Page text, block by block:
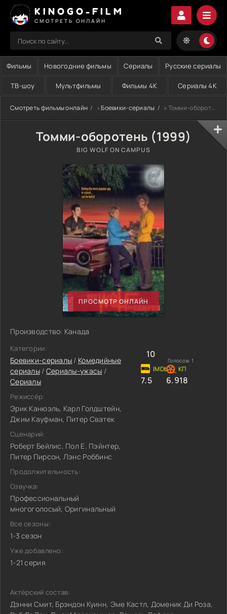
KINOGO-FILM
СМОТРЕТЬ ОНЛАЙН
Фильмы Новогодние фильмы Сериалы Русские сериалы
ТВ-шоу Мультфильмы Фильмы 4K Сериалы 4K
Смотреть фильмы онлайн »Боевики-сериалы » Томми-оборотень (1999)
Томми-оборотень (1999)
BIG WOLF ON CAMPUS
ПРОСМОТР ОНЛАЙН
Производство: Канада
Категории:
Боевики-сериалы / Комедийные
сериалы/ Сериалы-ужасы /
Сериалы
Режиссёр:
Эрик Канюэль, Карл Голдштейн,
Джим Кауфман, Питер Сватек
Сценарий:
Роберт Бейлис, Пол Е. Пэйнтер,
Питер Пирсон, Лэнс Роббинс
Продолжительность:
Озвучка:
Профессиональный
многоголосый, Оригинальный
Все сезоны:
1-3 сезон
Уже добавлено:
1-21 серия
10
Голосов: 1
7.5 6.918
Актёрский состав:
Дэнни Смит, Брэндон Куинн, Эме Кастл, Доменик Ди Роза,